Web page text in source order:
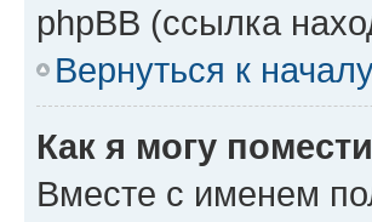
phpBB (ссылка
Вернуться к
Как я могу
Вместе с именем